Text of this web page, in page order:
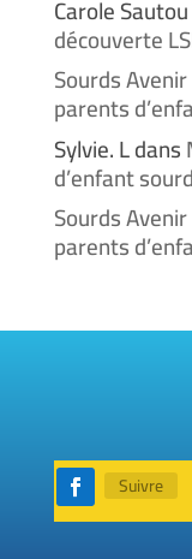
Carole Sautou
découverte
Sourds Avenir
parents
Sylvie. Ldans
d’enfant
Sourds Avenir
parents
Suivre